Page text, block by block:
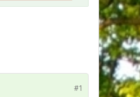
#1